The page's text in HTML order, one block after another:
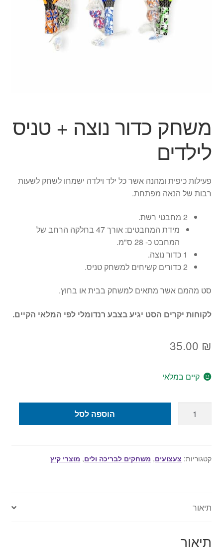
צור קשר
החשבון שלי
סל קניות
משחק כדור נוצה + טניס
לילדים
פעילות כיפית ומהנה אשר כל ילד וילדה ישמחו לשחק לשעות
רבות של הנאה מפתחת.
2 מחבטי רשת.
מידת המחבטים: אורך 47 בחלקה הרחב של
המחבט כ- 28 ס"מ.
1 כדור נוצה.
2 כדורים קשיחים למשחק טניס.
סט מהמם אשר מתאים למשחק בבית או בחוץ.
לקוחות יקרים הסט יגיע בצבע רנדומלי לפי המלאי הקיים.
35.00 ₪
קיים במלאי
נוצה
הוספה לסל
קטגוריות: צעצועים, משחקים לבריכה ולים, מוצרי קיץ
תיאור
תיאור